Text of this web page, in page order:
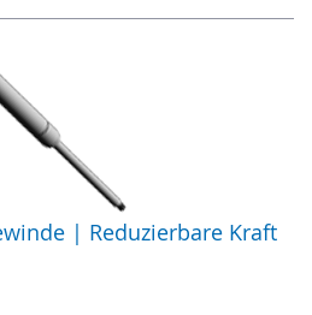
| Reduzierbare Kraft